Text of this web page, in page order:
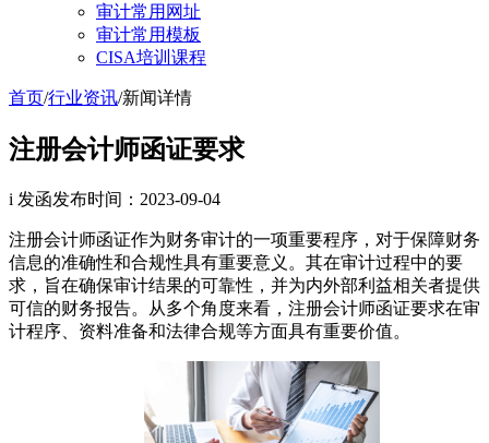
审计常用网址
审计常用模板
CISA培训课程
首页/行业资讯/新闻详情
注册会计师函证要求
i 发函发布时间：2023-09-04
注册会计师函证作为财务审计的一项重要程序，对于保障财务
信息的准确性和合规性具有重要意义。其在审计过程中的要
求，旨在确保审计结果的可靠性，并为内外部利益相关者提供
可信的财务报告。从多个角度来看，注册会计师函证要求在审
计程序、资料准备和法律合规等方面具有重要价值。